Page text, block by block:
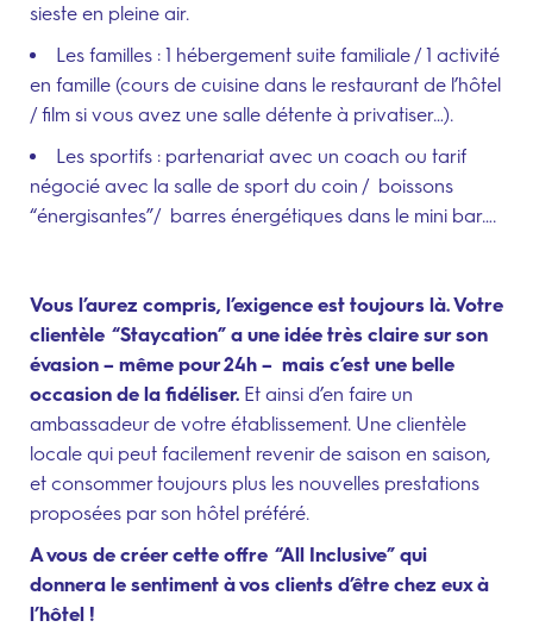
sieste en pleine air.
Les familles : 1 hébergement suite familiale / 1 activité
en famille (cours de cuisine dans le restaurant de l’hôtel
/ film si vous avez une salle détente à privatiser…).
Les sportifs : partenariat avec un coach ou tarif
négocié avec la salle de sport du coin / boissons
“énergisantes”/ barres énergétiques dans le mini bar….
Vous l’aurez compris, l’exigence est toujours là. Votre
clientèle “Staycation” a une idée très claire sur son
évasion – même pour 24h – mais c’est une belle
occasion de la fidéliser. Et ainsi d’en faire un
ambassadeur de votre établissement. Une clientèle
locale qui peut facilement revenir de saison en saison,
et consommer toujours plus les nouvelles prestations
proposées par son hôtel préféré.
A vous de créer cette offre “All Inclusive” qui
donnera le sentiment à vos clients d’être chez eux à
l’hôtel !